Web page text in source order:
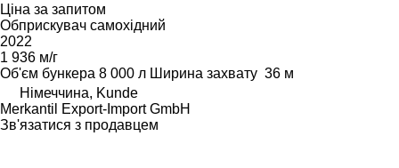
Ціна за запитом
Обприскувач самохідний
2022
1 936 м/г
Об'єм бункера 8 000 л Ширина захвату 36 м
Німеччина, Kunde
Merkantil Export-Import GmbH
Зв'язатися з продавцем